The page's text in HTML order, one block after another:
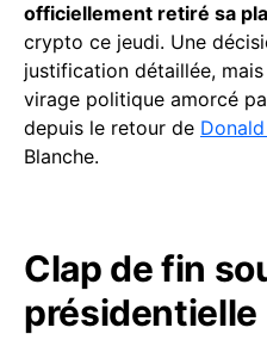
officiellement retiré sa
crypto ce jeudi. Une
justification détaillée,
virage politique amorcé
depuis le retour de
Blanche.
Clap de fin
présidentielle